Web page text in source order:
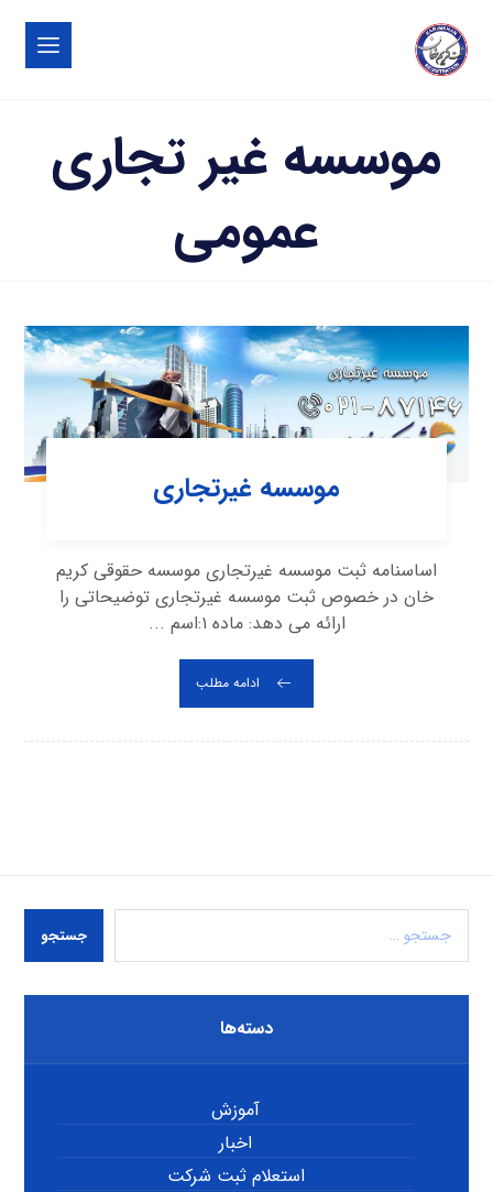
موسسه غیر تجاری
عمومی
موسسه غیرتجاری
اساسنامه ثبت موسسه غیرتجاری موسسه حقوقی کریم
خان در خصوص ثبت موسسه غیرتجاری توضیحاتی را
ارائه می دهد: ماده ١:اسم ...
ادامه مطلب
جستجو
دسته‌ها
آموزش
اخبار
استعلام ثبت شرکت